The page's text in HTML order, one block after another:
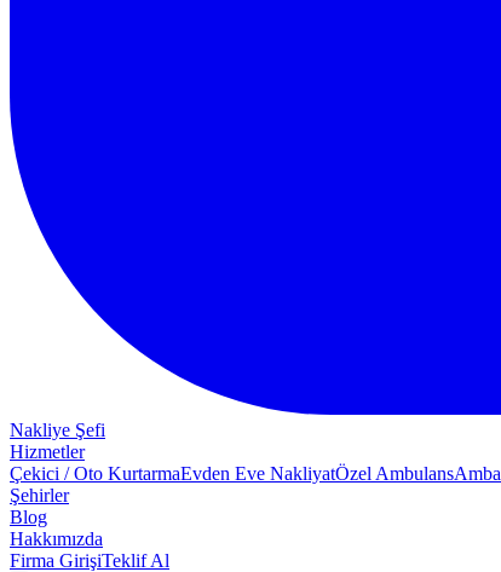
Nakliye Şefi
Hizmetler
Çekici / Oto KurtarmaEvden Eve NakliyatÖzel Ambulans
Şehirler
Blog
Hakkımızda
Firma GirişiTeklif Al